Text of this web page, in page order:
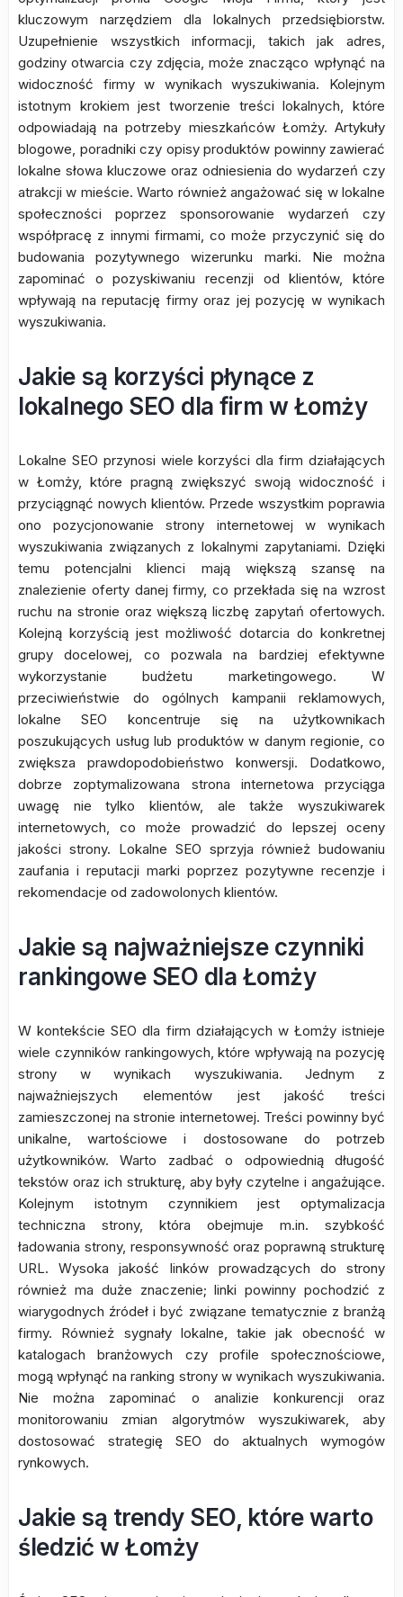
kluczowym narzędziem dla lokalnych przedsiębiorstw.
Uzupełnienie wszystkich informacji, takich jak adres,
godziny otwarcia czy zdjęcia, może znacząco wpłynąć na
widoczność firmy w wynikach wyszukiwania. Kolejnym
istotnym krokiem jest tworzenie treści lokalnych, które
odpowiadają na potrzeby mieszkańców Łomży. Artykuły
blogowe, poradniki czy opisy produktów powinny zawierać
lokalne słowa kluczowe oraz odniesienia do wydarzeń czy
atrakcji w mieście. Warto również angażować się w lokalne
społeczności poprzez sponsorowanie wydarzeń czy
współpracę z innymi firmami, co może przyczynić się do
budowania pozytywnego wizerunku marki. Nie można
zapominać o pozyskiwaniu recenzji od klientów, które
wpływają na reputację firmy oraz jej pozycję w wynikach
wyszukiwania.
Jakie są korzyści płynące z
lokalnego SEO dla firm w Łomży
Lokalne SEO przynosi wiele korzyści dla firm działających
w Łomży, które pragną zwiększyć swoją widoczność i
przyciągnąć nowych klientów. Przede wszystkim poprawia
ono pozycjonowanie strony internetowej w wynikach
wyszukiwania związanych z lokalnymi zapytaniami. Dzięki
temu potencjalni klienci mają większą szansę na
znalezienie oferty danej firmy, co przekłada się na wzrost
ruchu na stronie oraz większą liczbę zapytań ofertowych.
Kolejną korzyścią jest możliwość dotarcia do konkretnej
grupy docelowej, co pozwala na bardziej efektywne
wykorzystanie budżetu marketingowego. W
przeciwieństwie do ogólnych kampanii reklamowych,
lokalne SEO koncentruje się na użytkownikach
poszukujących usług lub produktów w danym regionie, co
zwiększa prawdopodobieństwo konwersji. Dodatkowo,
dobrze zoptymalizowana strona internetowa przyciąga
uwagę nie tylko klientów, ale także wyszukiwarek
internetowych, co może prowadzić do lepszej oceny
jakości strony. Lokalne SEO sprzyja również budowaniu
zaufania i reputacji marki poprzez pozytywne recenzje i
rekomendacje od zadowolonych klientów.
Jakie są najważniejsze czynniki
rankingowe SEO dla Łomży
W kontekście SEO dla firm działających w Łomży istnieje
wiele czynników rankingowych, które wpływają na pozycję
strony w wynikach wyszukiwania. Jednym z
najważniejszych elementów jest jakość treści
zamieszczonej na stronie internetowej. Treści powinny być
unikalne, wartościowe i dostosowane do potrzeb
użytkowników. Warto zadbać o odpowiednią długość
tekstów oraz ich strukturę, aby były czytelne i angażujące.
Kolejnym istotnym czynnikiem jest optymalizacja
techniczna strony, która obejmuje m.in. szybkość
ładowania strony, responsywność oraz poprawną strukturę
URL. Wysoka jakość linków prowadzących do strony
również ma duże znaczenie; linki powinny pochodzić z
wiarygodnych źródeł i być związane tematycznie z branżą
firmy. Również sygnały lokalne, takie jak obecność w
katalogach branżowych czy profile społecznościowe,
mogą wpłynąć na ranking strony w wynikach wyszukiwania.
Nie można zapominać o analizie konkurencji oraz
monitorowaniu zmian algorytmów wyszukiwarek, aby
dostosować strategię SEO do aktualnych wymogów
rynkowych.
Jakie są trendy SEO, które warto
śledzić w Łomży